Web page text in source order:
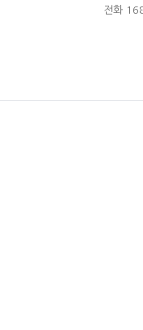
전화